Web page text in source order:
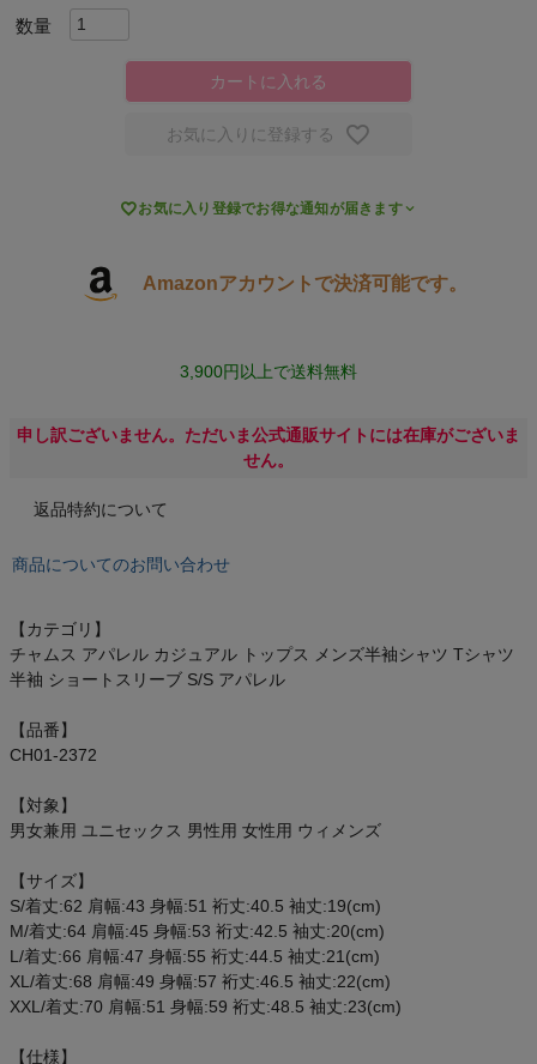
キャンプ・フェス
もっと見る
スポーツマリオTOP
ベースボールマリオ（野球商品）
ご利用ガイド
クーポン一覧
商品レビュー
カートに入れる
お気に入りに登録する
お気に入り登録でお得な通知が届きます
Amazonアカウントで決済可能です。
3,900円以上で送料無料
申し訳ございません。ただいま公式通販サイトには在庫がございま
せん。
返品特約について
商品についてのお問い合わせ
【カテゴリ】
チャムス アパレル カジュアル トップス メンズ半袖シャツ Tシャツ
半袖 ショートスリーブ S/S アパレル
【品番】
CH01-2372
【対象】
男女兼用 ユニセックス 男性用 女性用 ウィメンズ
【サイズ】
S/着丈:62 肩幅:43 身幅:51 裄丈:40.5 袖丈:19(cm)
M/着丈:64 肩幅:45 身幅:53 裄丈:42.5 袖丈:20(cm)
L/着丈:66 肩幅:47 身幅:55 裄丈:44.5 袖丈:21(cm)
XL/着丈:68 肩幅:49 身幅:57 裄丈:46.5 袖丈:22(cm)
XXL/着丈:70 肩幅:51 身幅:59 裄丈:48.5 袖丈:23(cm)
【仕様】